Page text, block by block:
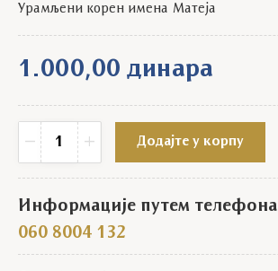
1.000,00динара
Урамљени корен имена Матеја
−
Значење имена Матеја quantity
+ Додајте у корпу
Информације путем телефона
060 8004 132